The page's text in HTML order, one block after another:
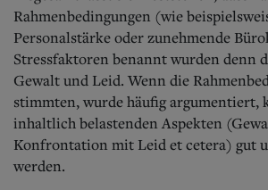
Rahmenbedingungen (wie
Personalstärke oder zunehmende
Stressfaktoren benannt wurden denn
Gewalt und Leid. Wenn die
stimmten, wurde häufig argumentiert,
inhaltlich belastenden Aspekten
Konfrontation mit Leid et cetera) gut
werden.